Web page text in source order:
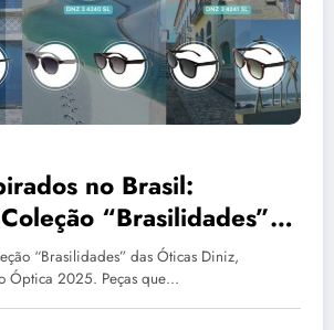
no Brasil:
“Brasilidades”
“Brasilidades” das Óticas Diniz,
Óptica 2025. Peças que…